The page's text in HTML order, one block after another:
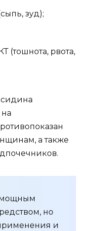
зуд);
(тошнота, рвота,
а также
мощным
но
и